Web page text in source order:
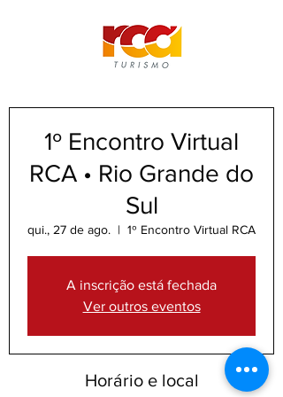
1º Encontro Virtual
RCA • Rio Grande do
Sul
qui., 27 de ago.
  |
1º Encontro Virtual RCA
A inscrição está fechada
Ver outros eventos
Horário e local